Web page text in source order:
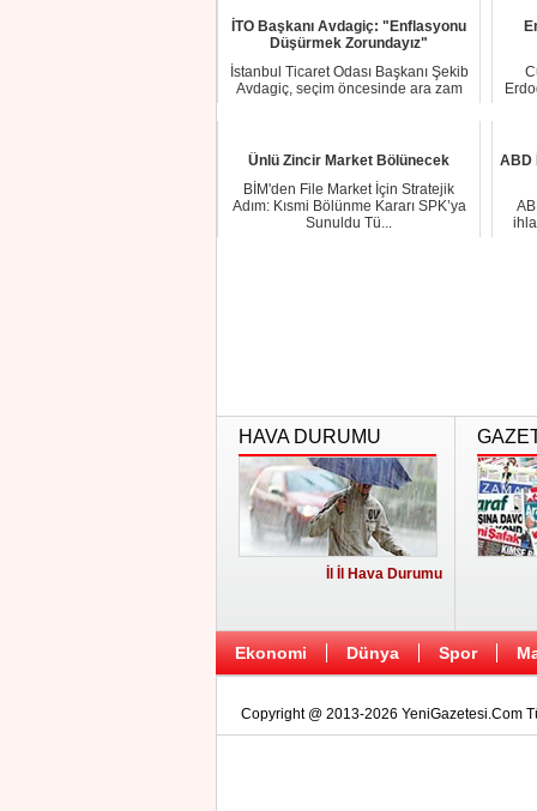
İTO Başkanı Avdagiç: "Enflasyonu
Düşürmek Zorundayız"
İstanbul Ticaret Odası Başkanı Şekib
Avdagiç, seçim öncesinde ara zam
Ünlü Zincir Market Bölünecek
BİM'den File Market İçin Stratejik
Adım: Kısmi Bölünme Kararı SPK’ya
Sunuldu Tü...
ABD
HAVA DURUMU
İl İl Hava Durumu
Ekonomi Dünya Spor
Copyright @ 2013-2026 YeniGazetesi.Com